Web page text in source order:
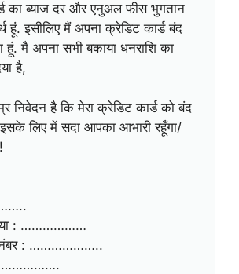
का ब्याज दर और एनुअल फीस भुगतान
हूं. इसीलिए मैं अपना क्रेडिट कार्ड बंद
हूं. मै अपना सभी बकाया धनराशि का
है,
निवेदन है कि मेरा क्रेडिट कार्ड को बंद
लिए में सदा आपका आभारी रहूँगा/
: ………………
नंबर : ………………..